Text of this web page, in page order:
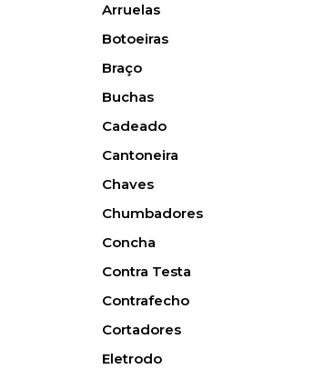
Arruelas
Botoeiras
Braço
Buchas
Cadeado
Cantoneira
Chaves
Chumbadores
Concha
Contra Testa
Contrafecho
Cortadores
Eletrodo